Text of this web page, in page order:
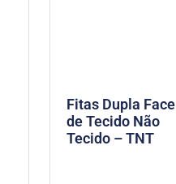
Fitas Dupla Face
de Tecido Não
Tecido – TNT